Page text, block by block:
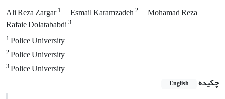
Ali Reza Zargar1 Esmail Karamzadeh2
Mohamad Reza
Rafaie Dolatababdi3
1Police University
2Police University
3Police University
چکیده
English